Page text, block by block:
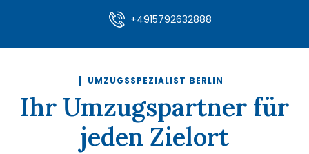
+4915792632888
UMZUGSSPEZIALIST BERLIN
Ihr Umzugspartner für
jeden Zielort